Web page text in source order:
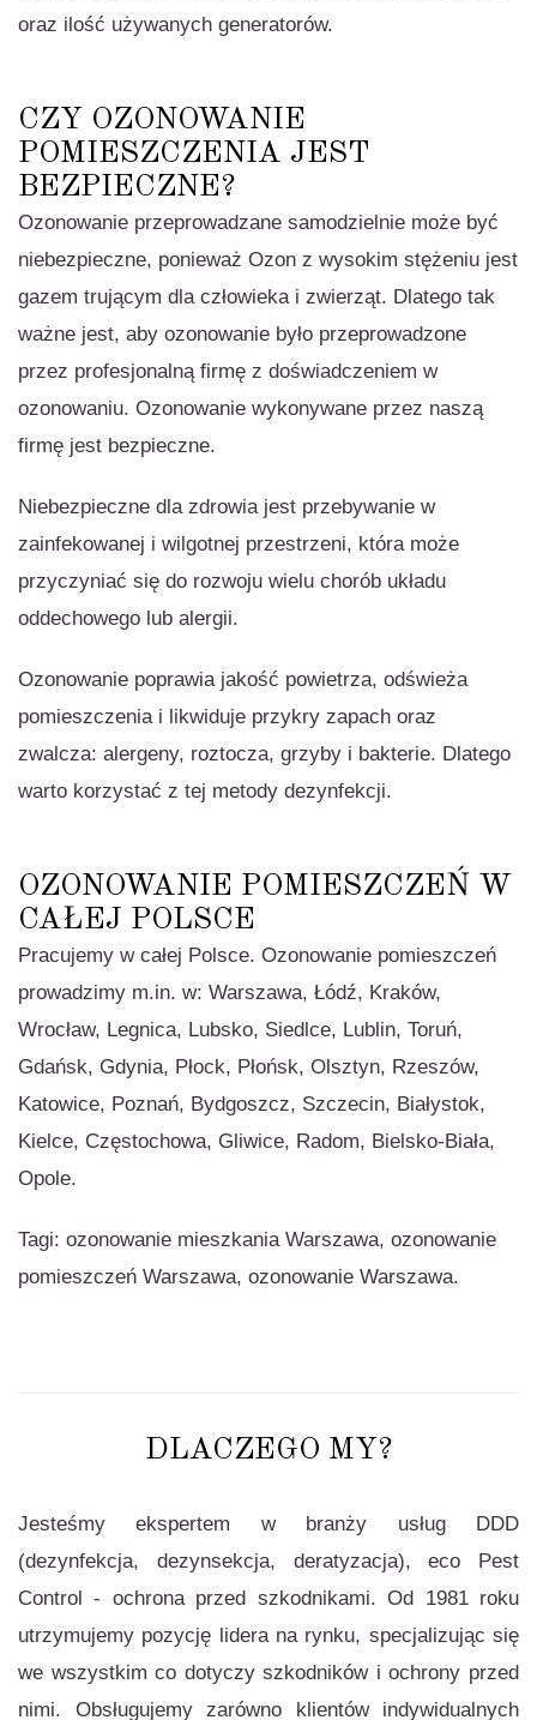
oraz ilość używanych generatorów.
CZY OZONOWANIE
POMIESZCZENIA JEST
BEZPIECZNE?
Ozonowanie przeprowadzane samodzielnie może być
niebezpieczne, ponieważ Ozon z wysokim stężeniu jest
gazem trującym dla człowieka i zwierząt. Dlatego tak
ważne jest, aby ozonowanie było przeprowadzone
przez profesjonalną firmę z doświadczeniem w
ozonowaniu. Ozonowanie wykonywane przez naszą
firmę jest bezpieczne.
Niebezpieczne dla zdrowia jest przebywanie w
zainfekowanej i wilgotnej przestrzeni, która może
przyczyniać się do rozwoju wielu chorób układu
oddechowego lub alergii.
Ozonowanie poprawia jakość powietrza, odświeża
pomieszczenia i likwiduje przykry zapach oraz
zwalcza: alergeny, roztocza, grzyby i bakterie. Dlatego
warto korzystać z tej metody dezynfekcji.
OZONOWANIE POMIESZCZEŃ W
CAŁEJ POLSCE
Pracujemy w całej Polsce. Ozonowanie pomieszczeń
prowadzimy m.in. w: Warszawa, Łódź, Kraków,
Wrocław, Legnica, Lubsko, Siedlce, Lublin, Toruń,
Gdańsk, Gdynia, Płock, Płońsk, Olsztyn, Rzeszów,
Katowice, Poznań, Bydgoszcz, Szczecin, Białystok,
Kielce, Częstochowa, Gliwice, Radom, Bielsko-Biała,
Opole.
Tagi: ozonowanie mieszkania Warszawa, ozonowanie
pomieszczeń Warszawa, ozonowanie Warszawa.
DLACZEGO MY?
Jesteśmy ekspertem w branży usług DDD
(dezynfekcja, dezynsekcja, deratyzacja), eco Pest
Control - ochrona przed szkodnikami. Od 1981 roku
utrzymujemy pozycję lidera na rynku, specjalizując się
we wszystkim co dotyczy szkodników i ochrony przed
nimi. Obsługujemy zarówno klientów indywidualnych